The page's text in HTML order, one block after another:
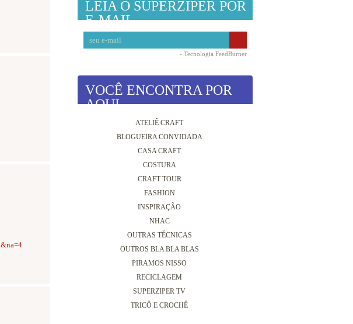
LEIA O SUPERZIPER POR
E-MAIL
- Tecnologia FeedBurner
VOCÊ ENCONTRA POR
AQUI
ATELIÊ CRAFT
BLOGUEIRA CONVIDADA
CASA CRAFT
COSTURA
CRAFT TOUR
FASHION
INSPIRAÇÃO
NHAC
OUTRAS TÉCNICAS
OUTROS BLA BLA BLAS
PIRAMOS NISSO
RECICLAGEM
SUPERZIPER TV
TRICÔ E CROCHÊ